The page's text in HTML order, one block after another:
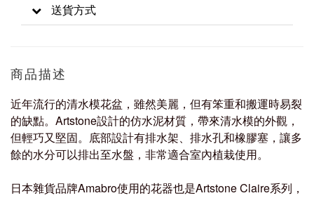
送貨方式
商品描述
近年流行的清水模花盆，雖然美麗，但有笨重和搬運時易裂
的缺點。Artstone設計的仿水泥材質，帶來清水模的外觀，
但輕巧又堅固。底部設計有排水架、排水孔和橡膠塞，讓多
餘的水分可以排出至水盤，非常適合室內植栽使用。
日本雜貨品牌Amabro使用的花器也是Artstone Claire系列，